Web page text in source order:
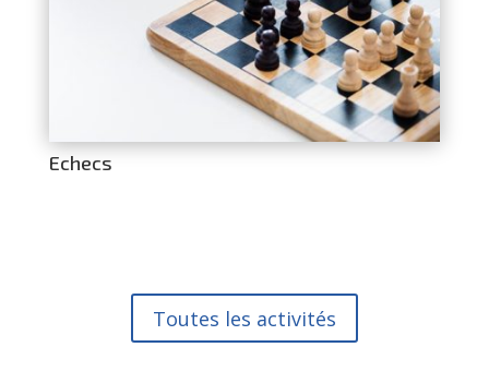
Echecs
Toutes les activités